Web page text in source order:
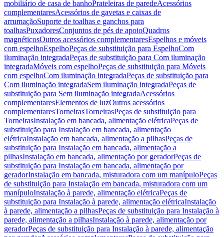
mobiliário de casa de banhoPrateleiras de paredeAcessórios
complementaresAcessórios de gavetas e caixas de
arrumaçãoSuporte de toalhas e ganchos para
toalhasPuxadoresConjuntos de pés de apoioQuadros
magnéticosOutros acessórios complementaresEspelhos e móveis
com espelhoEspelhoPeças de substituição para EspelhoCom
iluminação integradaPeças de substituição para Com iluminação
integradaMóveis com espelhoPeças de substituição para Móveis
com espelhoCom iluminação integradaPeças de substituição para
Com iluminação integradaSem iluminação integradaPeças de
substituição para Sem iluminação integradaAcessórios
complementaresElementos de luzOutros acessórios
complementaresTorneirasTorneirasPeças de substituição para
TorneirasInstalação em bancada, alimentação elétricaPeças de
substituição para Instalação em bancada, alimentação
elétricaInstalação em bancada, alimentação a pilhasPeças de
substituição para Instalação em bancada, alimentação a
pilhasInstalação em bancada, alimentação por geradorPeças de
substituição para Instalação em bancada, alimentação por
geradorInstalação em bancada, misturadora com um manípuloPeças
de substituição para Instalação em bancada, misturadora com um
manípuloInstalação à parede, alimentação elétricaPeças de
substituição para Instalação à parede, alimentação elétricaInstalação
à parede, alimentação a pilhasPeças de substituição para Instalação à
parede, alimentação a pilhasInstalação à parede, alimentação por
geradorPeças de substituição para Instalação à parede, alimentação